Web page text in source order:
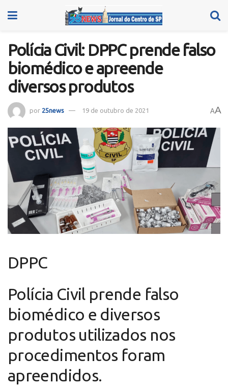
Polícia Civil: DPPC prende falso
biomédico e apreende
diversos produtos
por 25news 19 de outubro de 2021 AA
DPPC
Polícia Civil prende falso
biomédico e diversos
produtos utilizados nos
procedimentos foram
apreendidos.